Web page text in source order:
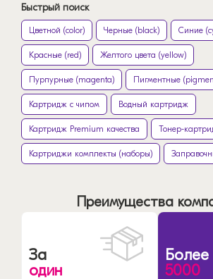
Быстрый поиск
Цветной (color) Черные (black) Синие
Красные (red) Желтого цвета (yellow)
Пурпурные (magenta) Пигментные
Картридж с чипом Водный картридж
Картридж Premium качества Тонер-
Картриджи комплекты (наборы)
Преимущества
За
один
Более
5000